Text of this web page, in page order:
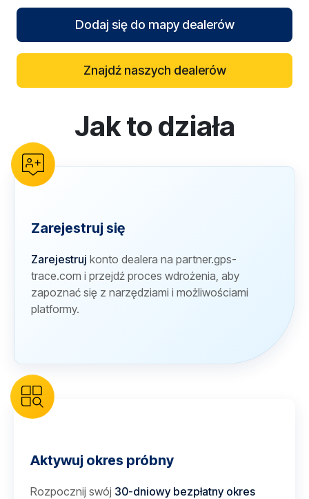
Dodaj się do mapy dealerów
Znajdź naszych dealerów
reCAPTCHA verificationJak to działa
Zarejestruj się
Zarejestruj konto dealera na partner.gps-
trace.com i przejdź proces wdrożenia, aby
zapoznać się z narzędziami i możliwościami
platformy.
Aktywuj okres próbny
Rozpocznij swój 30-dniowy bezpłatny okres